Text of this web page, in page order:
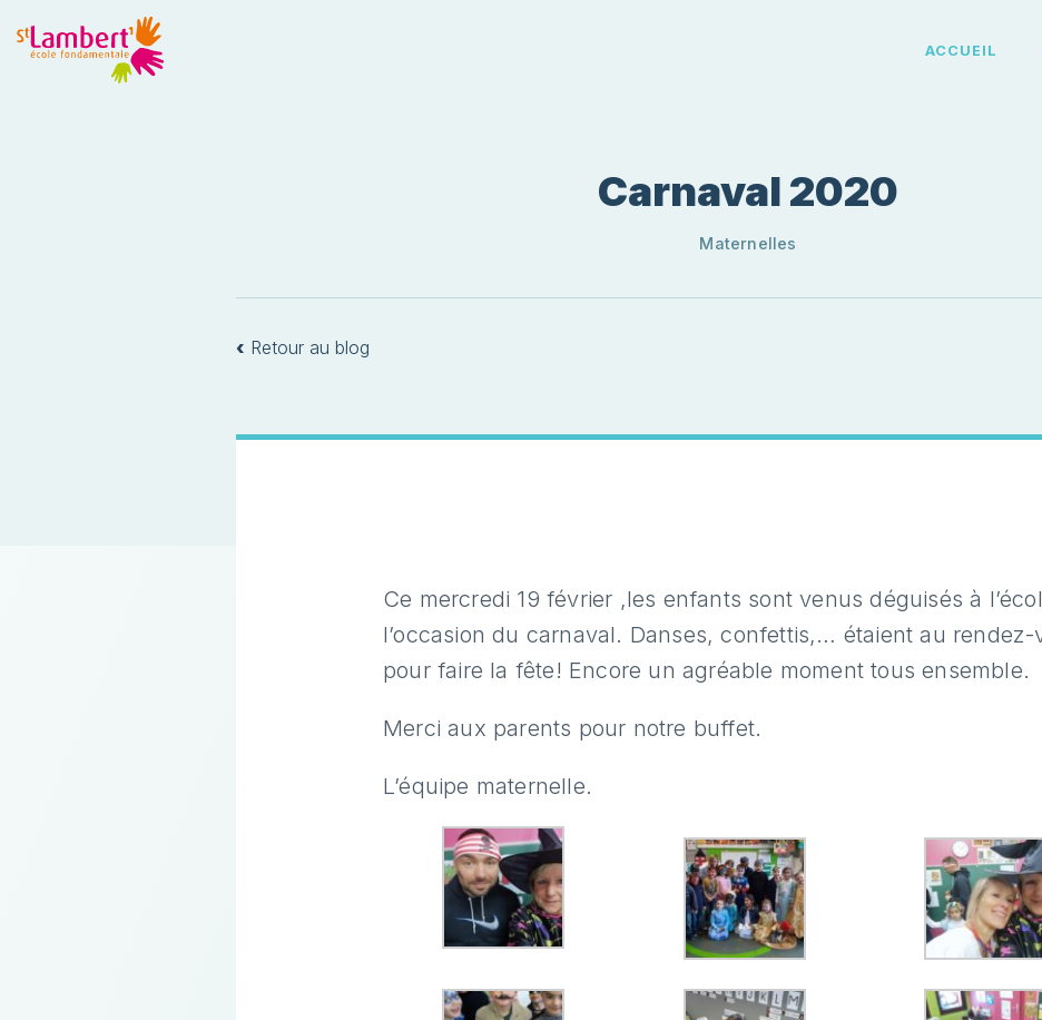
ACCUEIL
Carnaval 2020
Maternelles
‹ Retour au blog
Ce mercredi 19 février ,les enfants sont venus déguisés à
l’occasion du carnaval. Danses, confettis,… étaient au rendez-
pour faire la fête! Encore un agréable moment tous ensemble.
Merci aux parents pour notre buffet.
L’équipe maternelle.